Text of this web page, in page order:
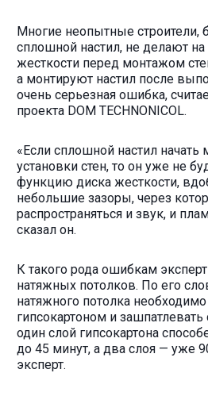
Многие неопытные строители,
сплошной настил, не делают
жесткости перед монтажом
а монтируют настил после
очень серьезная ошибка,
проекта DOM TECHNONICOL.
«Если сплошной настил начать
установки стен, то он уже не
функцию диска жесткости,
небольшие зазоры, через
распространяться и звук, и
сказал он.
К такого рода ошибкам
натяжных потолков. По его
натяжного потолка
гипсокартоном и
один слой гипсокартона
до 45 минут, а два слоя — уже
эксперт.